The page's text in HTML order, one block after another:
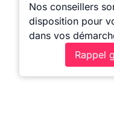
Nos conseillers
disposition pour
dans vos
Rappel